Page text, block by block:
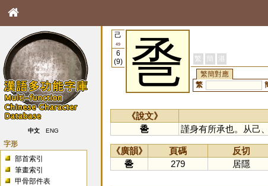
中文 ENG
字形
部首索引
筆畫索引
甲骨部件表
己
49
6
(9)
巹 繁 簡 港
繁簡對應
繁
《說文》
巹
謹身有所承也。从己
《廣韻》 頁碼 反切
巹
279 居隱